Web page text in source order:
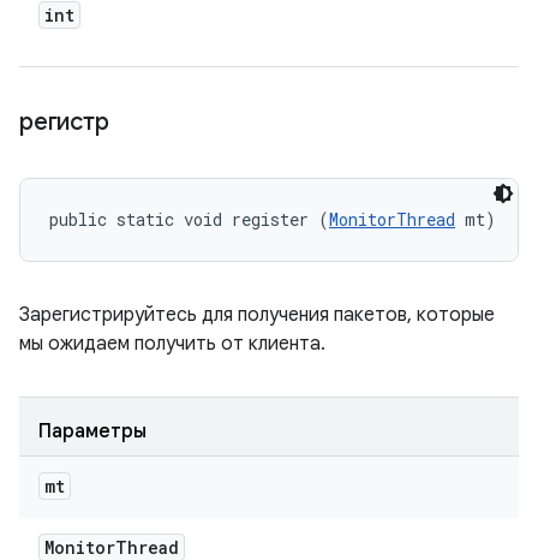
int
регистр
public static void register (MonitorThread mt)
Зарегистрируйтесь для получения пакетов, которые
мы ожидаем получить от клиента.
Параметры
mt
MonitorThread